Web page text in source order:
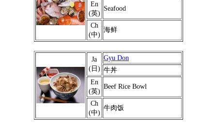
En
(英)
Seafood
Ch
(中)
海鲜
Ja
(日)
Gyu Don
牛丼
En
(英)
Beef Rice Bowl
Ch
(中)
牛肉饭